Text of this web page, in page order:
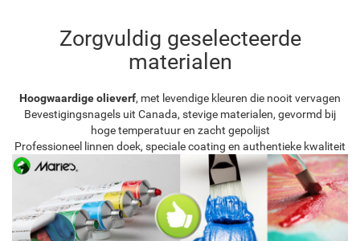
Zorgvuldig geselecteerde
materialen
Hoogwaardige olieverf, met levendige kleuren die nooit vervagen
Bevestigingsnagels uit Canada, stevige materialen, gevormd bij
hoge temperatuur en zacht gepolijst
Professioneel linnen doek, speciale coating en authentieke kwaliteit